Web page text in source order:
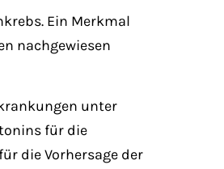
Ein Merkmal
nachgewiesen
unter
für die
die Vorhersage der